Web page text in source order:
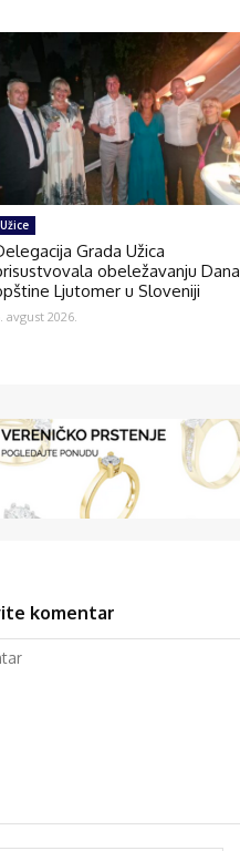
Užice
Grada Užica
obeležavanju Dana
Ljutomer u Sloveniji
avgust 2026.
komentar